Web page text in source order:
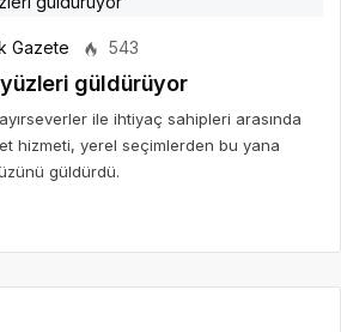
Gazete 543
güldürüyor
ile ihtiyaç sahipleri arasında
hizmeti, yerel seçimlerden bu yana
güldürdü.